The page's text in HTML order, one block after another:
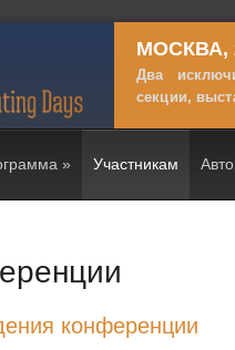
МОСКВА,
Два
секции,
» Участникам
конференции